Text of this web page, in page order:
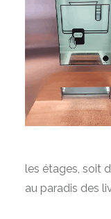
les étages, soit
au paradis des